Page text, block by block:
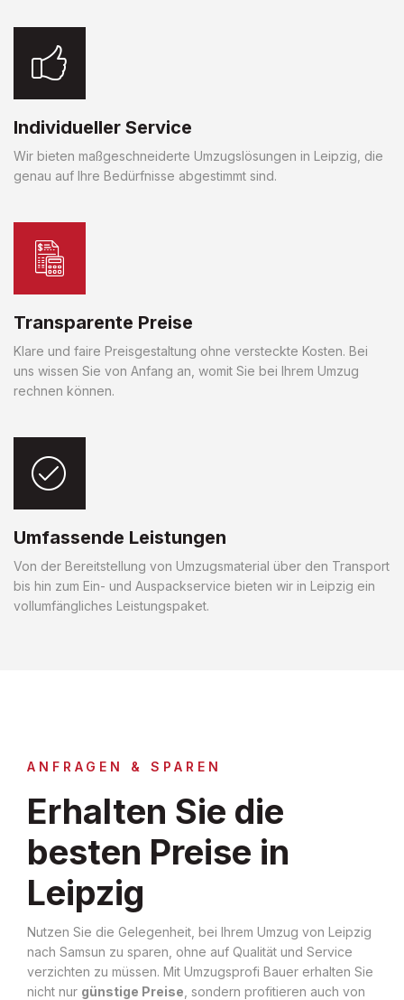
Individueller Service
Wir bieten maßgeschneiderte Umzugslösungen in Leipzig, die
genau auf Ihre Bedürfnisse abgestimmt sind.
Transparente Preise
Klare und faire Preisgestaltung ohne versteckte Kosten. Bei
uns wissen Sie von Anfang an, womit Sie bei Ihrem Umzug
rechnen können.
Umfassende Leistungen
Von der Bereitstellung von Umzugsmaterial über den Transport
bis hin zum Ein- und Auspackservice bieten wir in Leipzig ein
vollumfängliches Leistungspaket.
ANFRAGEN & SPAREN
Erhalten Sie die
besten Preise in
Leipzig
Nutzen Sie die Gelegenheit, bei Ihrem Umzug von Leipzig
nach Samsun zu sparen, ohne auf Qualität und Service
verzichten zu müssen. Mit Umzugsprofi Bauer erhalten Sie
nicht nur günstige Preise , sondern profitieren auch von